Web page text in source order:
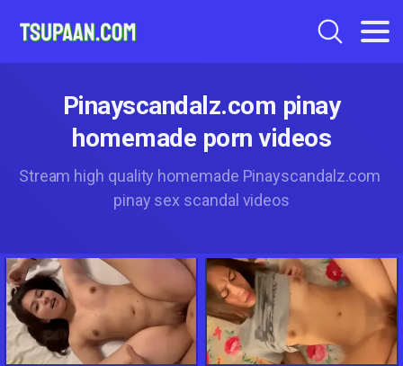
Pinayscandalz.com pinay
homemade porn videos
Stream high quality homemade Pinayscandalz.com
pinay sex scandal videos